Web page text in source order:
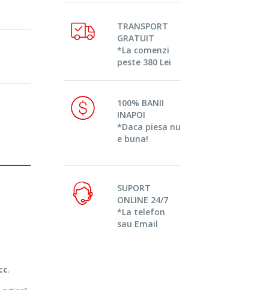
.
TRANSPORT
GRATUIT
*La comenzi
peste 380 Lei
100% BANII
INAPOI
*Daca piesa nu
e buna!
SUPORT
ONLINE 24/7
*La telefon
sau Email